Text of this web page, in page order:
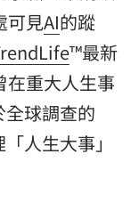
可見AI的蹤
™最新
在重大人生事
球調查的
人生大事」